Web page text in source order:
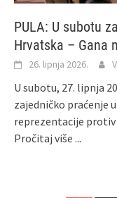
PULA: U subotu
Hrvatska – Gana
26. lipnja 2026.
U subotu, 27. lipnja
zajedničko praćenje
reprezentacije protiv
Pročitaj više ...